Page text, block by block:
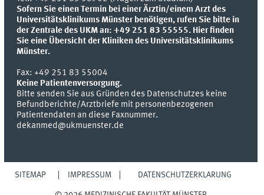
Sofern Sie einen Termin bei einer Ärztin/einem Arzt des
Universitätsklinikums Münster benötigen, rufen Sie bitte in
der Zentrale des UKM an: +49 251 83 55555. Hier finden
Sie eine Übersicht der Kliniken des Universitätsklinikums
Münster.
Fax:+49 251 83 55004
Keine Patientenversorgung.
Bitte senden Sie aus Gründen des Datenschutzes keine
Befundberichte/Arztbriefe mit personenbezogenen
Patientendaten an diese Faxnummer.
dekanmed@ukmuenster.de
SITEMAP IMPRESSUM DATENSCHUTZERKLÄRUNG